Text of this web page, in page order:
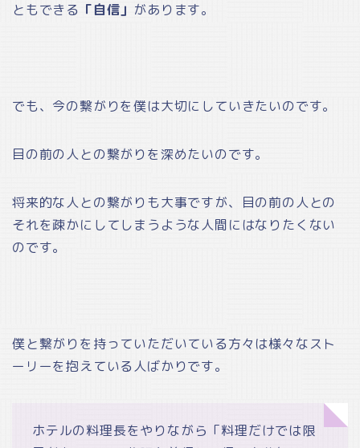
ともできる 「自信」 があります。
でも、今の繋がりを僕は大切にしていきたいのです。
目の前の人との繋がりを深めたいのです。
将来的な人との繋がりも大事ですが、目の前の人との
それを疎かにしてしまうような人間にはなりたくない
のです。
僕と繋がりを持っていただいている方々は様々なスト
ーリーを抱えている人ばかりです。
ホテルの料理長をやりながら「料理だけでは限